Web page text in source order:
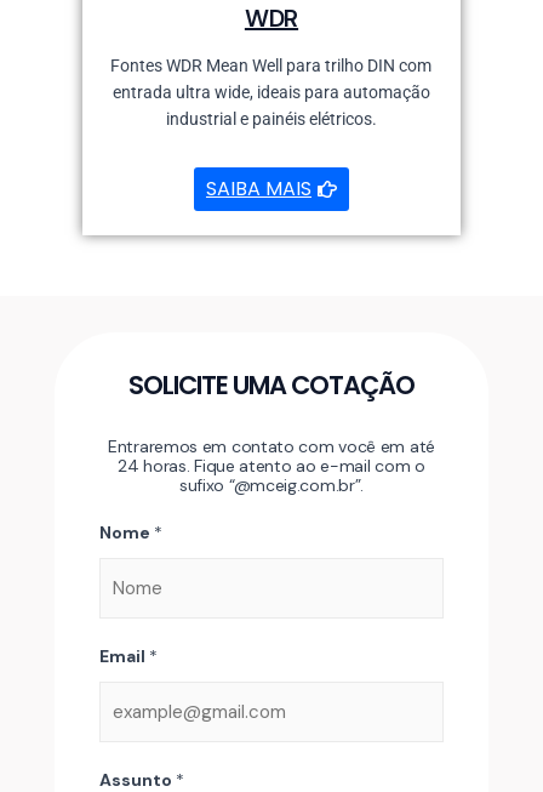
WDR
Fontes WDR Mean Well para trilho DIN com
entrada ultra wide, ideais para automação
industrial e painéis elétricos.
SAIBA MAIS
SOLICITE UMA COTAÇÃO
Entraremos em contato com você em até
24 horas. Fique atento ao e-mail com o
sufixo “@mceig.com.br”.
Nome *
Email *
Assunto *